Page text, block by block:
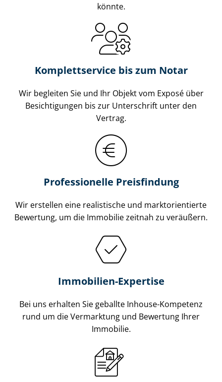
könnte.
Komplettservice bis zum Notar
Wir begleiten Sie und Ihr Objekt vom Exposé über
Besichtigungen bis zur Unterschrift unter den
Vertrag.
Professionelle Preisfindung
Wir erstellen eine realistische und markt­ori­en­tier­te
Bewertung, um die Immobilie zeitnah zu veräußern.
Immobilien-Expertise
Bei uns erhalten Sie geballte Inhouse-Kompetenz
rund um die Vermarktung und Bewertung Ihrer
Immobilie.